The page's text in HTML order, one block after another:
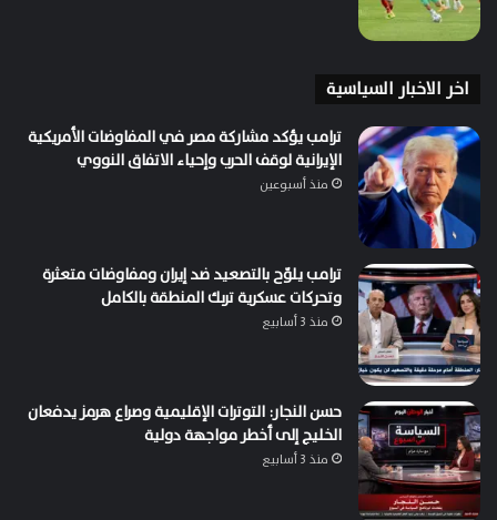
اخر الاخبار السياسية
ترامب يؤكد مشاركة مصر في المفاوضات الأمريكية
الإيرانية لوقف الحرب وإحياء الاتفاق النووي
منذ أسبوعين
ترامب يلوّح بالتصعيد ضد إيران ومفاوضات متعثرة
وتحركات عسكرية تربك المنطقة بالكامل
منذ 3 أسابيع
حسن النجار: التوترات الإقليمية وصراع هرمز يدفعان
الخليج إلى أخطر مواجهة دولية
منذ 3 أسابيع